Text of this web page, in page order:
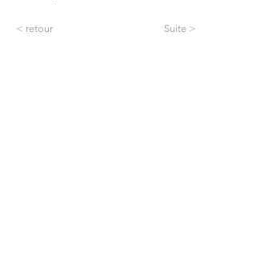
< retour Suite >